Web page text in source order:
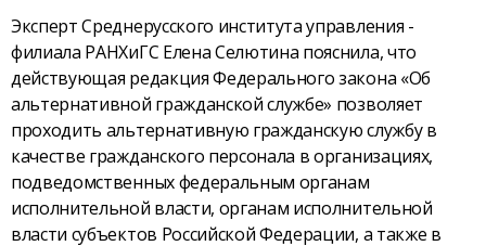
Эксперт Среднерусского института управления -
филиала РАНХиГС Елена Селютина пояснила, что
действующая редакция Федерального закона «Об
альтернативной гражданской службе» позволяет
проходить альтернативную гражданскую службу в
качестве гражданского персонала в организациях,
подведомственных федеральным органам
исполнительной власти, органам исполнительной
власти субъектов Российской Федерации, а также в